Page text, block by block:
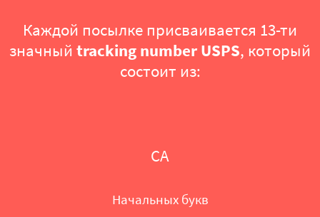
Каждой посылке присваивается 13-ти
значный tracking number USPS, который
состоит из:
CA
Начальных букв